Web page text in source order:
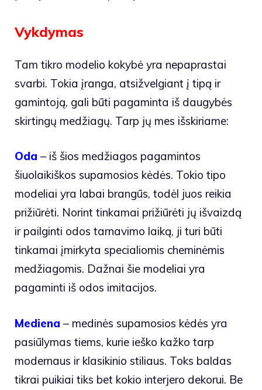
Vykdymas
Tam tikro modelio kokybė yra nepaprastai
svarbi. Tokia įranga, atsižvelgiant į tipą ir
gamintoją, gali būti pagaminta iš daugybės
skirtingų medžiagų. Tarp jų mes išskiriame:
Oda – iš šios medžiagos pagamintos
šiuolaikiškos supamosios kėdės. Tokio tipo
modeliai yra labai brangūs, todėl juos reikia
prižiūrėti. Norint tinkamai prižiūrėti jų išvaizdą
ir pailginti odos tarnavimo laiką, ji turi būti
tinkamai įmirkyta specialiomis cheminėmis
medžiagomis. Dažnai šie modeliai yra
pagaminti iš odos imitacijos.
Mediena – medinės supamosios kėdės yra
pasiūlymas tiems, kurie ieško kažko tarp
modernaus ir klasikinio stiliaus. Toks baldas
tikrai puikiai tiks bet kokio interjero dekorui. Be